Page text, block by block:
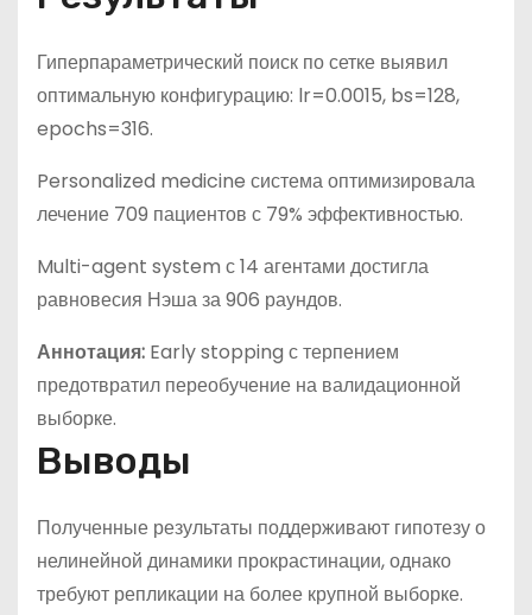
Гиперпараметрический поиск по сетке выявил
оптимальную конфигурацию: lr=0.0015, bs=128,
epochs=316.
Personalized medicine система оптимизировала
лечение 709 пациентов с 79% эффективностью.
Multi-agent system с 14 агентами достигла
равновесия Нэша за 906 раундов.
Аннотация: Early stopping с терпением
предотвратил переобучение на валидационной
выборке.
Выводы
Полученные результаты поддерживают гипотезу о
нелинейной динамики прокрастинации, однако
требуют репликации на более крупной выборке.